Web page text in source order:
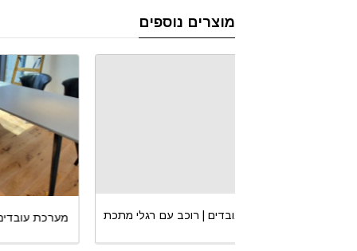
מוצרים נוספים
מערכת עובדים | רוכב עם רגלי מתכת